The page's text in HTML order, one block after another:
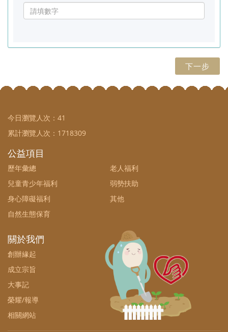
下一步
今日瀏覽人次： 41
累計瀏覽人次： 1718309
公益項目
歷年彙總
老人福利
兒童青少年福利
弱勢扶助
身心障礙福利
其他
自然生態保育
關於我們
創辦緣起
成立宗旨
大事記
榮耀/報導
相關網站